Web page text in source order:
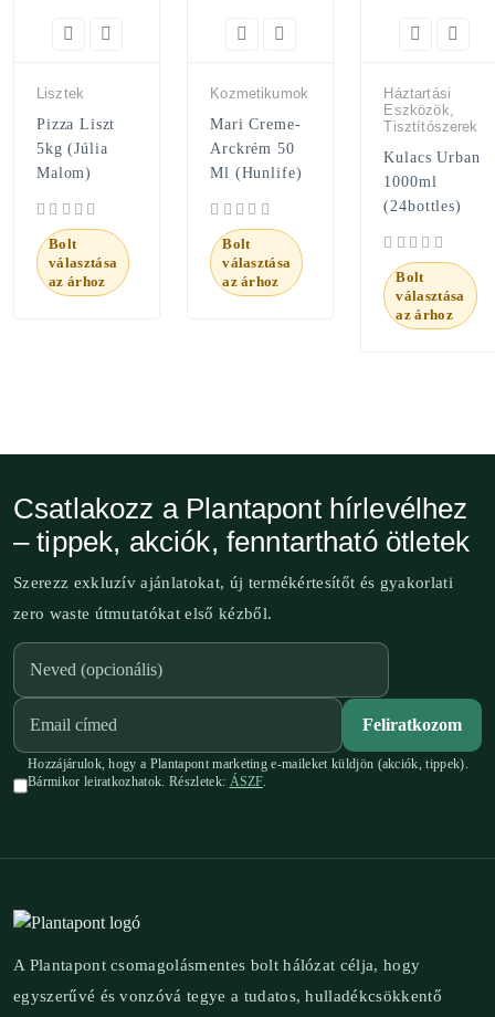
Lisztek
Pizza Liszt
5kg (Júlia
Malom)
Bolt
választása
az árhoz
Kozmetikumok
Mari Creme-
Arckrém 50
Ml (Hunlife)
Bolt
választása
az árhoz
Háztartási
Eszközök,
Tisztítószerek
Kulacs Urban
1000ml
(24bottles)
Bolt
választása
az árhoz
Csatlakozz a Plantapont hírlevélhez
– tippek, akciók, fenntartható ötletek
Szerezz exkluzív ajánlatokat, új termékértesítőt és gyakorlati
zero waste útmutatókat első kézből.
Feliratkozom
Hozzájárulok, hogy a Plantapont marketing e-maileket küldjön (akciók, tippek).
Bármikor leiratkozhatok. Részletek: ÁSZF.
A Plantapont csomagolásmentes bolt hálózat célja, hogy
egyszerűvé és vonzóvá tegye a tudatos, hulladékcsökkentő